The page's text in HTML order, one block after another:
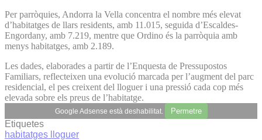
Per parròquies, Andorra la Vella concentra el nombre més elevat
d’habitatges de llars residents, amb 11.015, seguida d’Escaldes-
Engordany, amb 7.219, mentre que Ordino és la parròquia amb
menys habitatges, amb 2.189.
Les dades, elaborades a partir de l’Enquesta de Pressupostos
Familiars, reflecteixen una evolució marcada per l’augment del parc
residencial, el pes creixent del lloguer i una pressió cada cop més
elevada sobre els preus de l’habitatge.
Google Adsense està deshabilitat. Permetre
Etiquetes
habitatges
lloguer